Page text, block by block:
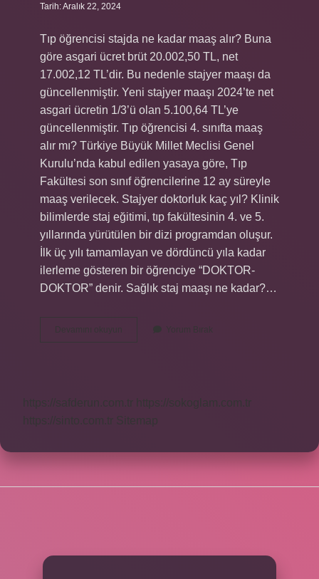
Tarih: Aralık 22, 2024
Tıp öğrencisi stajda ne kadar maaş alır? Buna
göre asgari ücret brüt 20.002,50 TL, net
17.002,12 TL’dir. Bu nedenle stajyer maaşı da
güncellenmiştir. Yeni stajyer maaşı 2024’te net
asgari ücretin 1/3’ü olan 5.100,64 TL’ye
güncellenmiştir. Tıp öğrencisi 4. sınıfta maaş
alır mı? Türkiye Büyük Millet Meclisi Genel
Kurulu’nda kabul edilen yasaya göre, Tıp
Fakültesi son sınıf öğrencilerine 12 ay süreyle
maaş verilecek. Stajyer doktorluk kaç yıl? Klinik
bilimlerde staj eğitimi, tıp fakültesinin 4. ve 5.
yıllarında yürütülen bir dizi programdan oluşur.
İlk üç yılı tamamlayan ve dördüncü yıla kadar
ilerleme gösteren bir öğrenciye “DOKTOR-
DOKTOR” denir. Sağlık staj maaşı ne kadar?…
Devamını okuyun
Doktor
Yorum Bırak
https://safderun.com.tr
https://sokoglam.com.tr
https://sinto.com.tr Sitemap